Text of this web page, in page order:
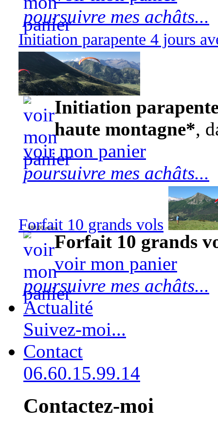
poursuivre mes achâts...
Initiation parapente 4 jours
570,00 euros
Initiation
haute montagne*,
voir mon panier
poursuivre mes achâts...
Forfait 10 grands vols
480,00 euros
Forfait 10 grands
voir mon panier
poursuivre mes achâts...
Actualité
Suivez-moi...
Contact
06.60.15.99.14
Contactez-moi